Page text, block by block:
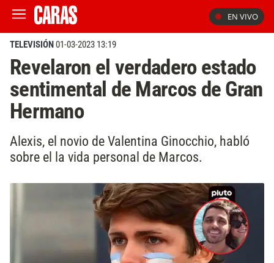
EN VIVO
TELEVISIÓN01-03-2023 13:19
Revelaron el verdadero estado
sentimental de Marcos de Gran
Hermano
Alexis, el novio de Valentina Ginocchio, habló
sobre el la vida personal de Marcos.